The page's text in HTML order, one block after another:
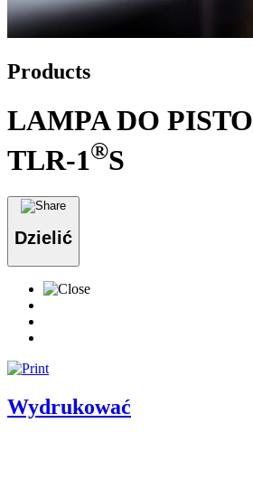
Products
LAMPA DO
TLR-1 ®S
Dzielić
Wydrukować